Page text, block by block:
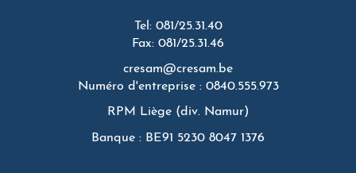
Tel: 081/25.31.40
Fax: 081/25.31.46
cresam@cresam.be
Numéro d'entreprise : 0840.555.973
RPM Liège (div. Namur)
Banque : BE91 5230 8047 1376